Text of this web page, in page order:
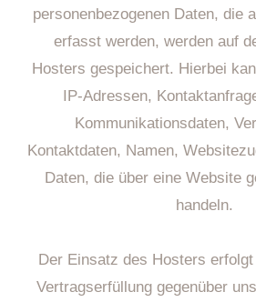
personenbezogenen Daten, die
erfasst werden, werden auf
Hosters gespeichert. Hierbei
IP-Adressen,
Kommunikationsdaten,
Kontaktdaten, Namen,
Daten, die über eine Website
handeln.
Der Einsatz des Hosters
Vertragserfüllung gegenüber